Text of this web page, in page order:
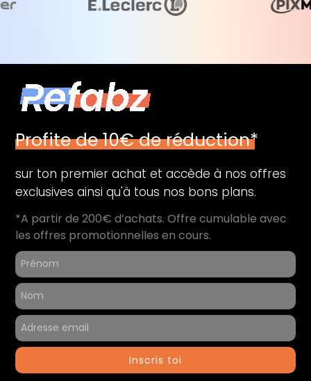
Profite de 10€ de réduction*
sur ton premier achat et accède à nos offres
exclusives ainsi qu'à tous nos bons plans.
*A partir de 200€ d’achats. Offre cumulable avec
les offres promotionnelles en cours.
Inscris toi